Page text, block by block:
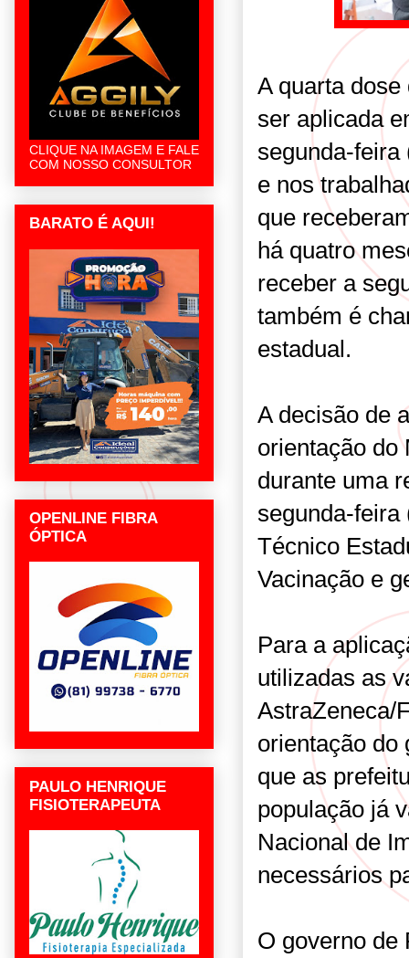
A quarta
ser aplicada
segunda-feira
e nos
que
há quatro
receber a
também é
estadual.
A decisão de
orientação do
durante uma
segunda-feira
Técnico
Vacinação e
Para a
utilizadas as
AstraZeneca/
orientação do
que as
população já
Nacional de
necessários
O governo de
CLIQUE NA IMAGEM E FALE
COM NOSSO CONSULTOR
BARATO É AQUI!
OPENLINE FIBRA
ÓPTICA
PAULO HENRIQUE
FISIOTERAPEUTA